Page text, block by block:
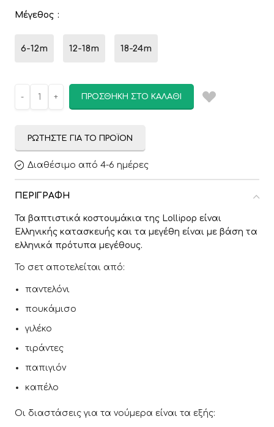
Μέγεθος
6-12m 12-18m 18-24m
ΠΡΟΣΘΉΚΗ ΣΤΟ ΚΑΛΆΘΙ
ΡΩΤΉΣΤΕ ΓΙΑ ΤΟ ΠΡΟΪΌΝ
Διαθέσιμο από 4-6 ημέρες
ΠΕΡΙΓΡΑΦΉ
Τα βαπτιστικά κοστουμάκια της Lollipop είναι
Ελληνικής κατασκευής και τα μεγέθη είναι με βάση τα
ελληνικά πρότυπα μεγέθους.
Το σετ αποτελείται από:
παντελόνι
πουκάμισο
γιλέκο
τιράντες
παπιγιόν
καπέλο
Οι διαστάσεις για τα νούμερα είναι τα εξής: